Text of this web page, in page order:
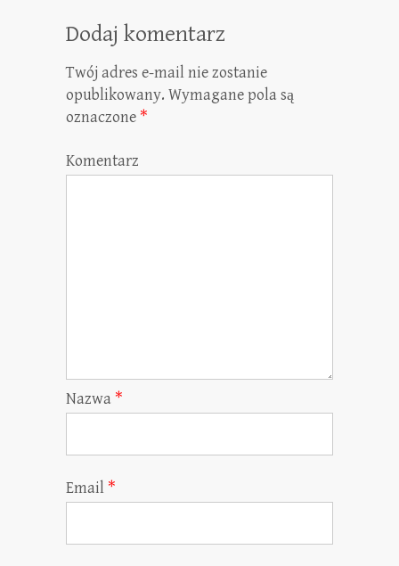
Dodaj komentarz
Twój adres e-mail nie zostanie
opublikowany. Wymagane pola są
oznaczone *
Komentarz
Nazwa *
Email *